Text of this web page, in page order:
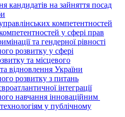
кандидатів на зайняття посад
компетентностей
у сфері прав
та гендерної рівності
розвитку у сфері
та місцевого
відновлення України
розвитку з питань
інтеграції
навчання інноваційним
у публічному